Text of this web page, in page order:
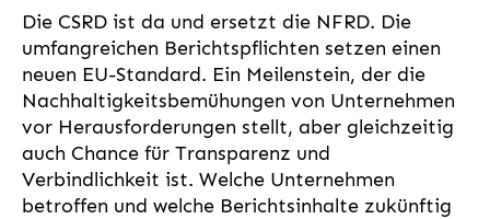
Die CSRD ist da und ersetzt die NFRD. Die
umfangreichen Berichtspflichten setzen einen
neuen EU-Standard. Ein Meilenstein, der die
Nachhaltigkeitsbemühungen von Unternehmen
vor Herausforderungen stellt, aber gleichzeitig
auch Chance für Transparenz und
Verbindlichkeit ist. Welche Unternehmen
betroffen und welche Berichtsinhalte zukünftig